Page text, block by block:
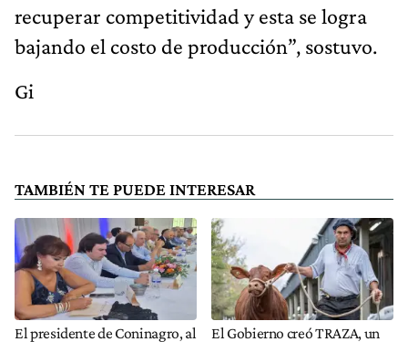
recuperar competitividad y esta se logra
bajando el costo de producción”, sostuvo.
Gi
TAMBIÉN TE PUEDE INTERESAR
El presidente de Coninagro, al
El Gobierno creó TRAZA, un